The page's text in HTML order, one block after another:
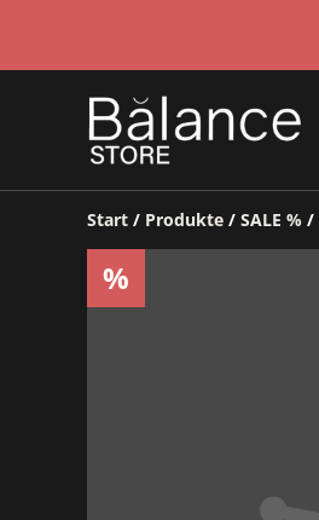
Start / Produkte / SALE % /
%